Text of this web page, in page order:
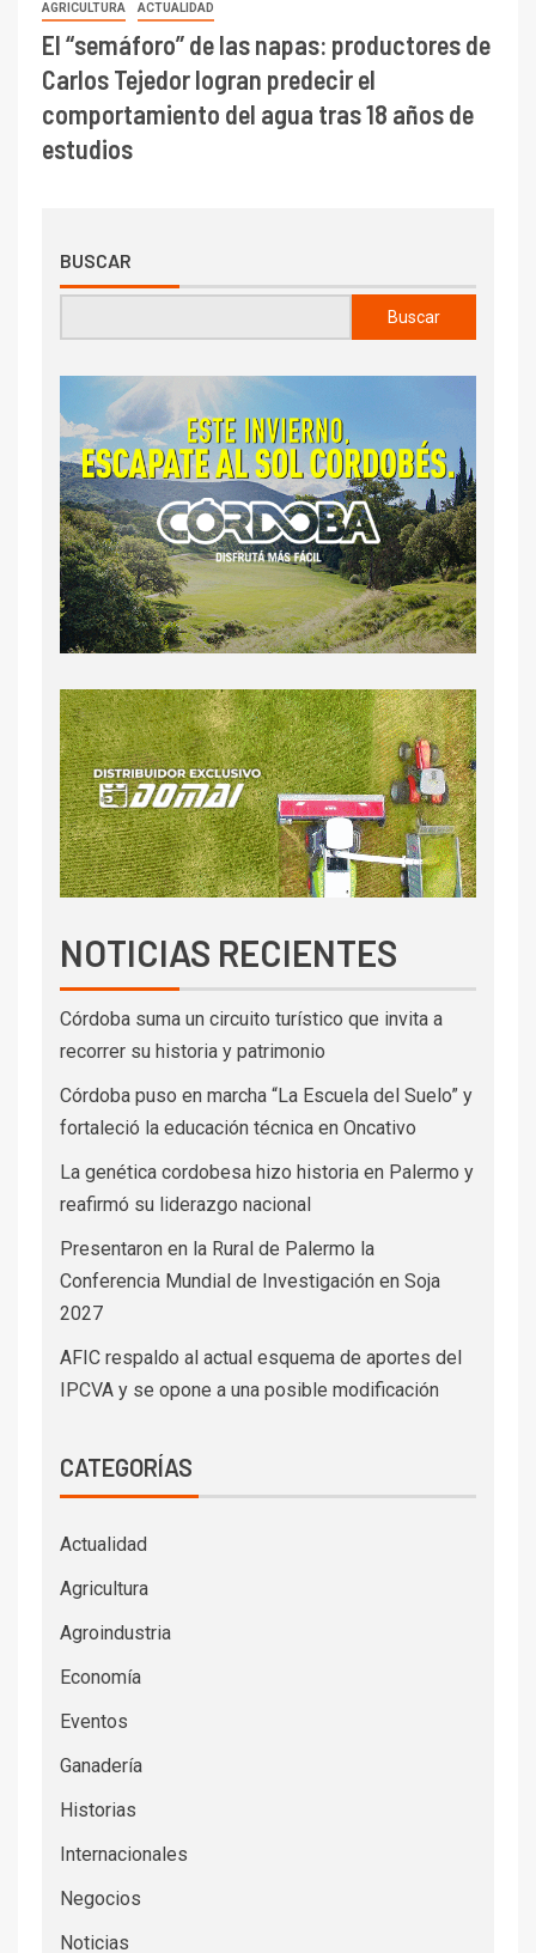
AGRICULTURA ACTUALIDAD
El “semáforo” de las napas: productores de
Carlos Tejedor logran predecir el
comportamiento del agua tras 18 años de
estudios
BUSCAR
Buscar
NOTICIAS RECIENTES
Córdoba suma un circuito turístico que invita a
recorrer su historia y patrimonio
Córdoba puso en marcha “La Escuela del Suelo” y
fortaleció la educación técnica en Oncativo
La genética cordobesa hizo historia en Palermo y
reafirmó su liderazgo nacional
Presentaron en la Rural de Palermo la
Conferencia Mundial de Investigación en Soja
2027
AFIC respaldo al actual esquema de aportes del
IPCVA y se opone a una posible modificación
CATEGORÍAS
Actualidad
Agricultura
Agroindustria
Economía
Eventos
Ganadería
Historias
Internacionales
Negocios
Noticias